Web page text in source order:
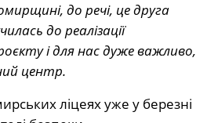
до речі, це друга
до реалізації
і для нас дуже важливо,
центр.